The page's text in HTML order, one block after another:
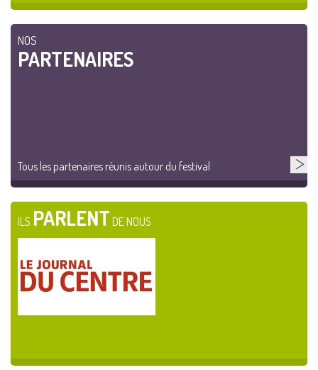
NOS
PARTENAIRES
Tous les partenaires réunis autour du festival
ILS PARLENT DE NOUS